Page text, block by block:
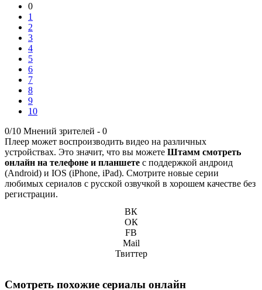
0
1
2
3
4
5
6
7
8
9
10
0/10 Мнений зрителей - 0
Плеер может воспроизводить видео на различных
устройствах. Это значит, что вы можете Штамм смотреть
онлайн на телефоне и планшете с поддержкой андроид
(Android) и IOS (iPhone, iPad). Смотрите новые серии
любимых сериалов с русской озвучкой в хорошем качестве без
регистрации.
ВК
ОК
FB
Mail
Твиттер
Смотреть похожие сериалы онлайн